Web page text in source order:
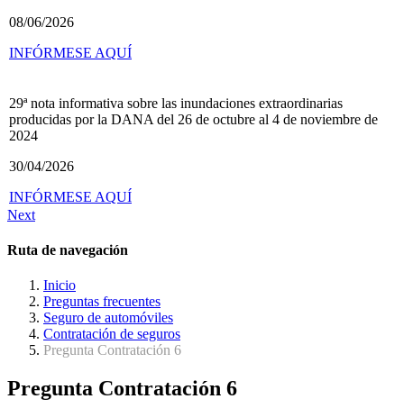
08/06/2026
INFÓRMESE AQUÍ
29ª nota informativa sobre las inundaciones extraordinarias
producidas por la DANA del 26 de octubre al 4 de noviembre de
2024
30/04/2026
INFÓRMESE AQUÍ
Next
Ruta de navegación
Inicio
Preguntas frecuentes
Seguro de automóviles
Contratación de seguros
Pregunta Contratación 6
Pregunta Contratación 6